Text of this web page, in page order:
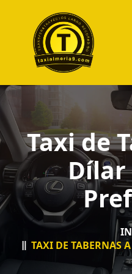
Taxi de
Dílar
TAXI DE TABERNAS